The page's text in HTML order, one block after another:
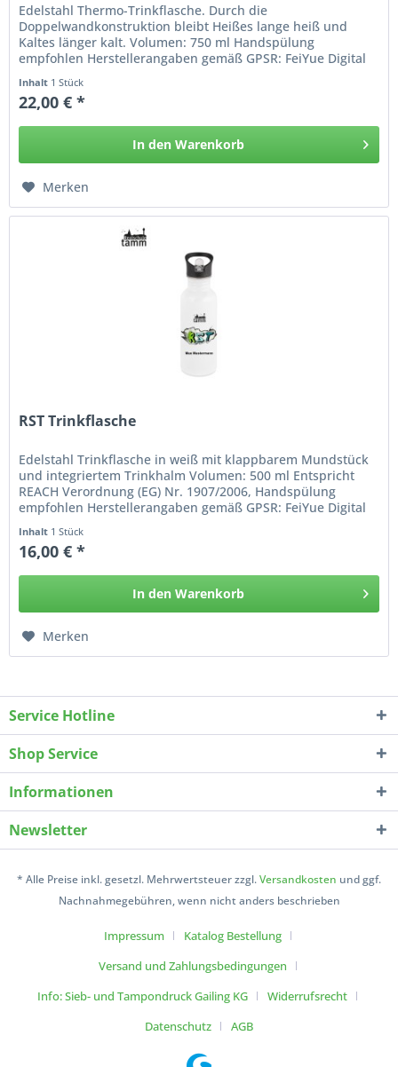
Edelstahl Thermo-Trinkflasche. Durch die
Doppelwandkonstruktion bleibt Heißes lange heiß und
Kaltes länger kalt. Volumen: 750 ml Handspülung
empfohlen Herstellerangaben gemäß GPSR: FeiYue Digital
Inhalt 1 Stück
22,00 € *
In den Warenkorb
Merken
RST Trinkflasche
Edelstahl Trinkflasche in weiß mit klappbarem Mundstück
und integriertem Trinkhalm Volumen: 500 ml Entspricht
REACH Verordnung (EG) Nr. 1907/2006, Handspülung
empfohlen Herstellerangaben gemäß GPSR: FeiYue Digital
Inhalt 1 Stück
16,00 € *
In den Warenkorb
Merken
Service Hotline
Shop Service
Informationen
Newsletter
* Alle Preise inkl. gesetzl. Mehrwertsteuer zzgl.Versandkosten und ggf.
Nachnahmegebühren, wenn nicht anders beschrieben
Impressum
Katalog Bestellung
Versand und Zahlungsbedingungen
Info: Sieb- und Tampondruck Gailing KG
Widerrufsrecht
Datenschutz
AGB